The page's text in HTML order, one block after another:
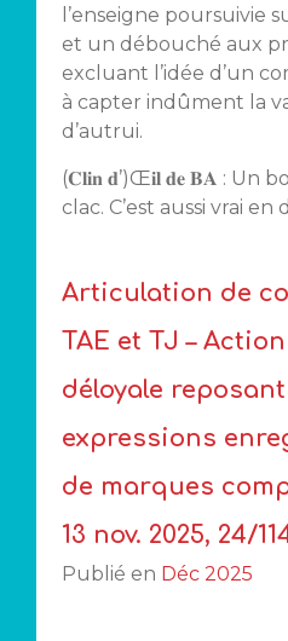
l’enseigne poursuivie
et un débouché aux
excluant l’idée d’un
à capter indûment la
d’autrui.
(𝐂𝐥𝐢𝐧 𝐝’)Œ𝐢𝐥 𝐝𝐞 𝐁𝐀 :
clac. C’est aussi vrai
Articulation de
TAE et TJ –
déloyale
expressions
de marques
13 nov. 2025, 24/
Publié en Déc 2025